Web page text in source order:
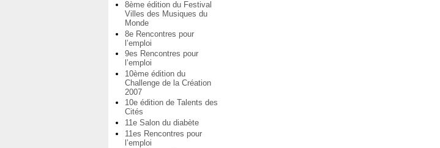
8ème édition du Festival
Villes des Musiques du
Monde
8e Rencontres pour
l’emploi
9es Rencontres pour
l’emploi
10ème édition du
Challenge de la Création
2007
10e édition de Talents des
Cités
11e Salon du diabète
11es Rencontres pour
l’emploi